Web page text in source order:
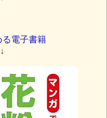
る電子書籍